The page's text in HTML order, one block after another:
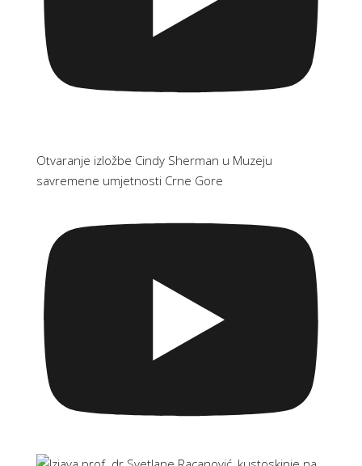
Otvaranje izložbe Cindy Sherman u Muzeju
savremene umjetnosti Crne Gore